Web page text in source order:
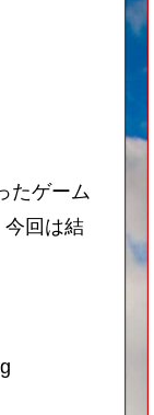
たゲーム
今回は結